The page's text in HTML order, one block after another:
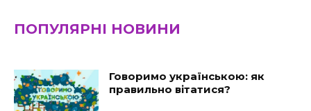
ПОПУЛЯРНІ НОВИНИ
Говоримо українською: як
правильно вітатися?